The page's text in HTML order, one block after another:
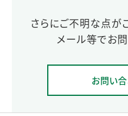
さらにご不明な点が
メール等でお
お問い